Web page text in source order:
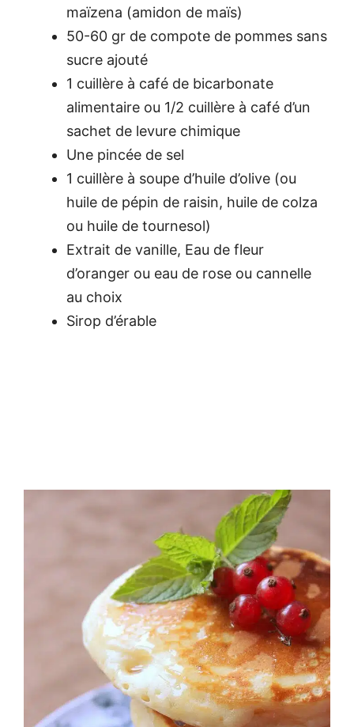
maïzena (amidon de maïs)
50-60 gr de compote de pommes sans
sucre ajouté
1 cuillère à café de bicarbonate
alimentaire ou 1/2 cuillère à café d’un
sachet de levure chimique
Une pincée de sel
1 cuillère à soupe d’huile d’olive (ou
huile de pépin de raisin, huile de colza
ou huile de tournesol)
Extrait de vanille, Eau de fleur
d’oranger ou eau de rose ou cannelle
au choix
Sirop d’érable